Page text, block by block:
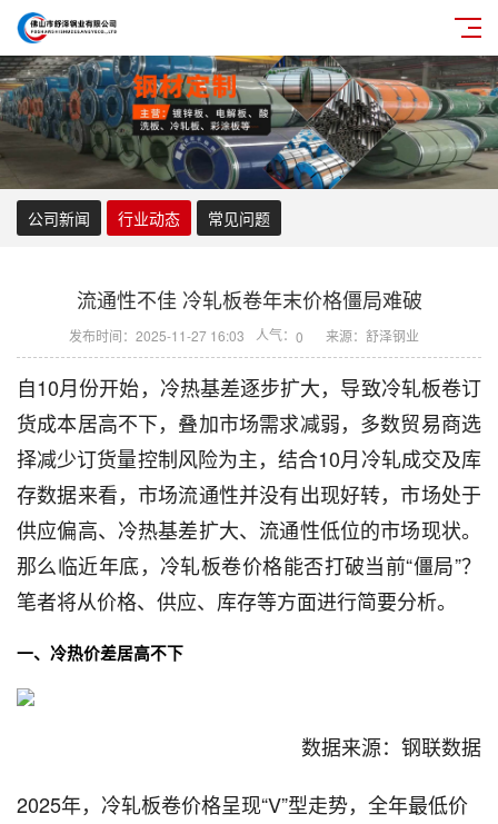
公司新闻 行业动态 常见问题
流通性不佳 冷轧板卷年末价格僵局难破
发布时间：2025-11-27 16:03 人气： 0 来源：舒泽钢业
自10月份开始，冷热基差逐步扩大，导致冷轧板卷订
货成本居高不下，叠加市场需求减弱，多数贸易商选
择减少订货量控制风险为主，结合10月冷轧成交及库
存数据来看，市场流通性并没有出现好转，市场处于
供应偏高、冷热基差扩大、流通性低位的市场现状。
那么临近年底，冷轧板卷价格能否打破当前“僵局”？
笔者将从价格、供应、库存等方面进行简要分析。
一、冷热价差居高不下
数据来源：钢联数据
2025年，冷轧板卷价格呈现“V”型走势，全年最低价